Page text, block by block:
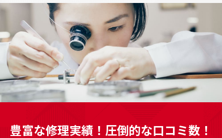
豊富な修理実績！圧倒的な口コミ数！